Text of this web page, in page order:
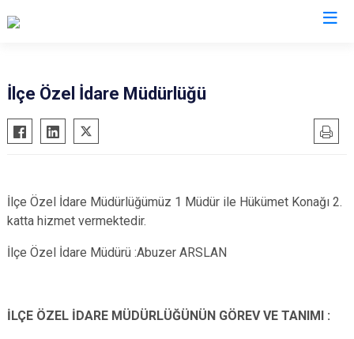
Besni
Çelikhan
Gölbaşı
Kahta
Samsat
İlçe Özel İdare Müdürlüğü
İlçe Özel İdare Müdürlüğümüz 1 Müdür ile Hükümet Konağı 2.
katta hizmet vermektedir.
İlçe Özel İdare Müdürü :Abuzer ARSLAN
İLÇE ÖZEL İDARE MÜDÜRLÜĞÜNÜN GÖREV VE TANIMI :